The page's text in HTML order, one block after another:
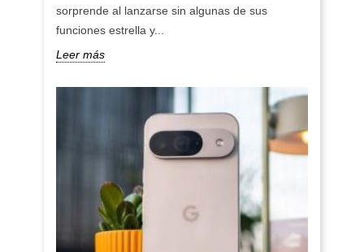
sorprende al lanzarse sin algunas de sus
funciones estrella y...
Leer más